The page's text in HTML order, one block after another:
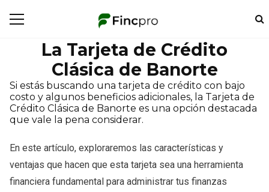
La Tarjeta de Crédito
Clásica de Banorte
Si estás buscando una tarjeta de crédito con bajo
costo y algunos beneficios adicionales, la Tarjeta de
Crédito Clásica de Banorte es una opción destacada
que vale la pena considerar.
En este artículo, exploraremos las características y
ventajas que hacen que esta tarjeta sea una herramienta
financiera fundamental para administrar tus finanzas